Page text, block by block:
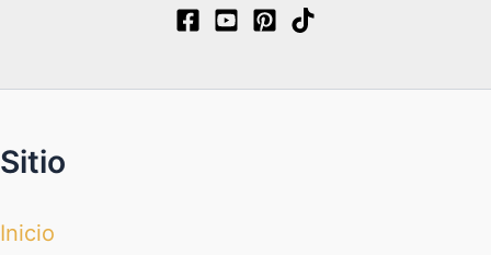
Sitio
Inicio